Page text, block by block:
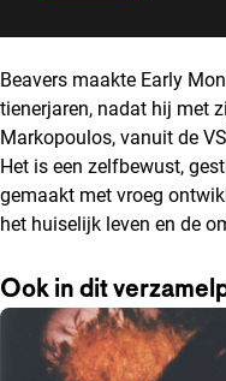
Beavers maakte Early
tienerjaren, nadat hij met
Markopoulos, vanuit de
Het is een zelfbewust,
gemaakt met vroeg
het huiselijk leven en de
Ook in dit